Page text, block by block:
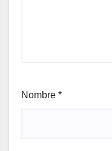
Nombre *